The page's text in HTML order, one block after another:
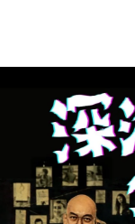
イベント・
YouTube
会社情報